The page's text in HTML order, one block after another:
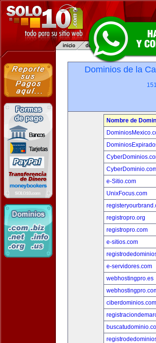
Dominios de la
Nombre de
e-Sitio.com
UnixFocus.com
registropro.org
registropro.com
e-sitios.com
e-servidores.com
webhostingpro.es
ciberdominios.com